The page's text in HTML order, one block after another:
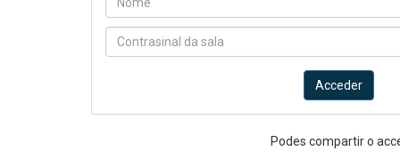
Acceder
Podes compartir o